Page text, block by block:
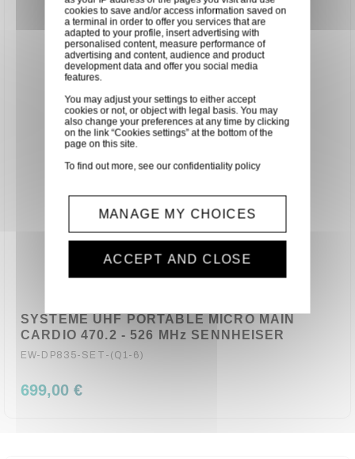
SYSTEME UHF PORTABLE MICRO MAIN
CARDIO 470.2 - 526 MHz SENNHEISER
EW-DP835-SET-(Q1-6)
699,00 €
cookies to save and/or access information saved on
a terminal in order to offer you services that are
adapted to your profile, insert advertising with
personalised content, measure performance of
advertising and content, audience and product
development data and offer you social media
features.
You may adjust your settings to either accept
cookies or not, or object with legal basis. You may
also change your preferences at any time by clicking
on the link “Cookies settings” at the bottom of the
page on this site.
To find out more, see ourconfidentiality policy
MANAGE MY CHOICES
ACCEPT AND CLOSE